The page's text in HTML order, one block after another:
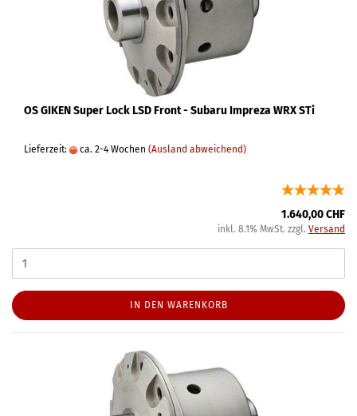
OS GIKEN Super Lock LSD Front - Subaru Impreza WRX STi
Lieferzeit: ca. 2-4 Wochen (Ausland abweichend)
1.640,00 CHF
inkl. 8.1% MwSt. zzgl. Versand
IN DEN WARENKORB